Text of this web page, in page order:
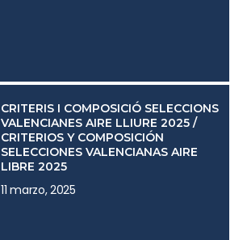
CRITERIS I COMPOSICIÓ SELECCIONS
VALENCIANES AIRE LLIURE 2025 /
CRITERIOS Y COMPOSICIÓN
SELECCIONES VALENCIANAS AIRE
LIBRE 2025
11 marzo, 2025